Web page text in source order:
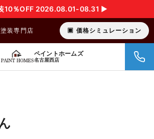
10％OFF 2026.08.01-08.31 ▶︎
装専門店 価格シミュレーション
ペイントホームズ
名古屋西店